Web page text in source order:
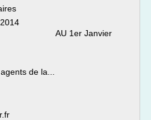
2014
Janvier
de la...